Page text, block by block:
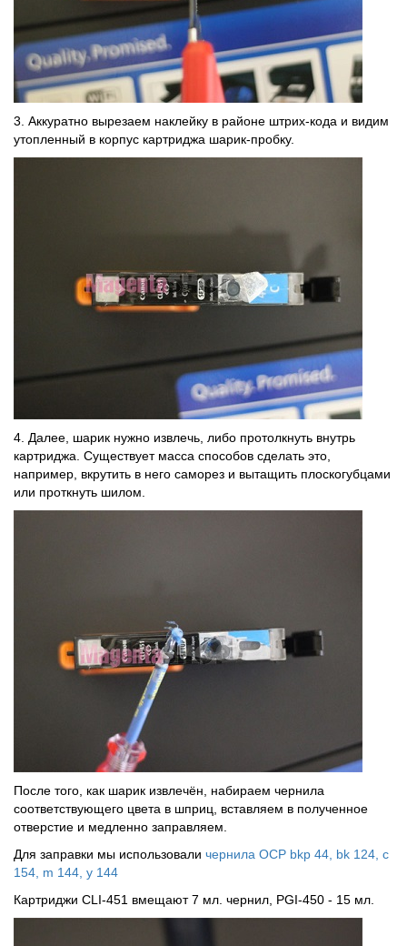
3. Аккуратно вырезаем наклейку в районе штрих-кода и видим
утопленный в корпус картриджа шарик-пробку.
4. Далее, шарик нужно извлечь, либо протолкнуть внутрь
картриджа. Существует масса способов сделать это,
например, вкрутить в него саморез и вытащить плоскогубцами
или проткнуть шилом.
После того, как шарик извлечён, набираем чернила
соответствующего цвета в шприц, вставляем в полученное
отверстие и медленно заправляем.
Для заправки мы использовали чернила OCP bkp 44, bk 124, c
154, m 144, y 144
Картриджи CLI-451 вмещают 7 мл. чернил, PGI-450 - 15 мл.